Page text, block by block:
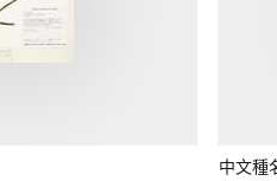
中文種